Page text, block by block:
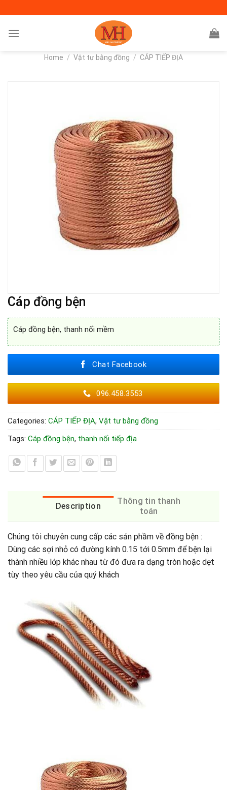
to
content
Home / Vật tư bằng đồng / CÁP TIẾP ĐỊA
Cáp đồng bện
Cáp đồng bện, thanh nối mềm
Chat Facebook
096.458.3553
Categories: CÁP TIẾP ĐỊA, Vật tư bằng đồng
Tags: Cáp đồng bện, thanh nối tiếp địa
Description
Thông tin thanh
toán
Chúng tôi chuyên cung cấp các sản phầm về đồng bện :
Dùng các sợi nhỏ có đường kính 0.15 tới 0.5mm để bện lại
thành nhiều lớp khác nhau từ đó đưa ra dạng tròn hoặc dẹt
tùy theo yêu cầu của quý khách